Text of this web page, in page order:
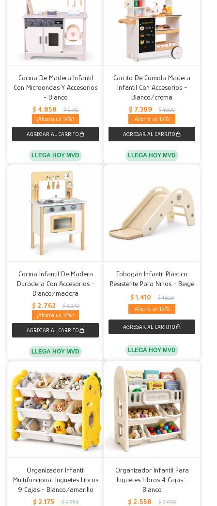
Cocina De Madera Infantil
Con Microondas Y Accesorios
- Blanco
$ 4.858 $ 5.715
14
LLEGA HOY MVD
Carrito De Comida Madera
Infantil Con Accesorios -
Blanco/crema
$ 7.309 $ 8.599
15
LLEGA HOY MVD
Cocina Infantil De Madera
Duradera Con Accesorios -
Blanco/madera
$ 2.762 $ 3.249
14
LLEGA HOY MVD
Tobogán Infantil Plástico
Resistente Para Niños - Beige
$ 1.410 $ 1.659
15
LLEGA HOY MVD
Organizador Infantil
Multifuncional Juguetes Libros
9 Cajas - Blanco/amarillo
$ 2.175 $ 2.559
Organizador Infantil Para
Juguetes Libros 4 Cajas -
Blanco
$ 2.558 $ 3.009